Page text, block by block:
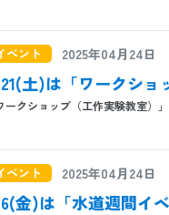
ベント 2025年04月24日
土)は「ワークショ
ワークショップ（工作実験
ベント 2025年04月24日
金)は「水道週間イ